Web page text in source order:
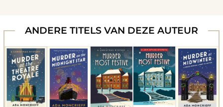
ANDERE TITELS VAN DEZE AUTEUR